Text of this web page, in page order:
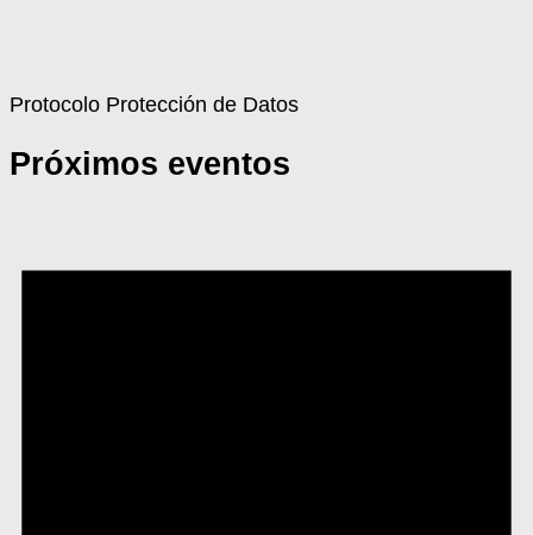
Protocolo Protección de Datos
Próximos eventos